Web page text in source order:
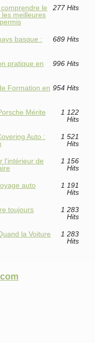
le
meilleures
277 Hits
basque :
689 Hits
pratique en
996 Hits
Formation en 954 Hits
Mérite
1 122
Hits
Auto :
1 521
Hits
l'intérieur de
1 156
Hits
auto
1 191
Hits
toujours
1 283
Hits
la Voiture
1 283
Hits